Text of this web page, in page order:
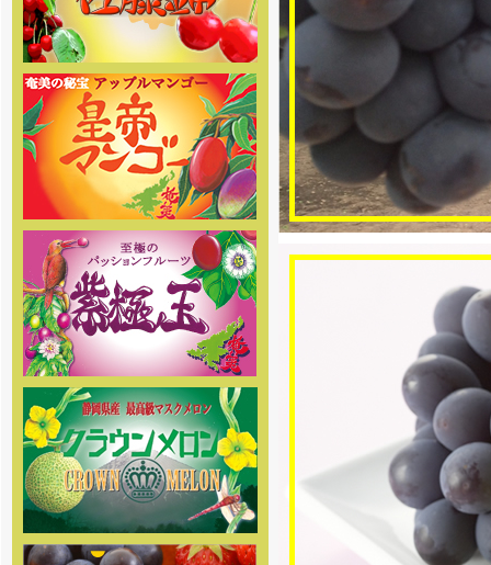
予約販売の受付を開始しました。
味重視の泡がでる桃 泡桃姫を是非
お試し下さい！
[2017年5月1日 ]
姉妹店-2017年度クラウンメロ
ン専門通販の夏価格メニューがス
タートしました。 高級マスクメロ
ンを低価格にてご提供していま
す。是非この機会にご利用下さ
い。
[2017年4月1日 ]
さくらんぼ通販の2017年度の受
付を開始しました。絶品さくらん
ぼ佐藤錦を5月初め頃から産地直送
でご家庭へお届け致します。
[2017年4月1日]
姉妹店-パッションフルーツ紫極
玉の2017年度の予約販売の受付を
開始しました。商品の発送は6月中
旬頃からを予定しております。お
楽しみに
[2016年5月13日 ]
2016年度-ぶどう・巨峰専門通
販の販売受付スタートしました。
マスカットを是非お試し下さい！